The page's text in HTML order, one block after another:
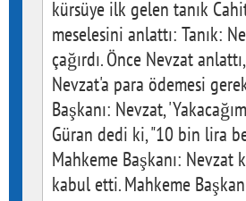
kürsüye ilk gelen tanık
meselesini anlattı: Tanık:
çağırdı. Önce Nevzat
Nevzat'a para ödemesi
Başkanı: Nevzat,
Güran dedi ki, "10 bin lira
Mahkeme Başkanı: Nevzat
kabul etti. Mahkeme